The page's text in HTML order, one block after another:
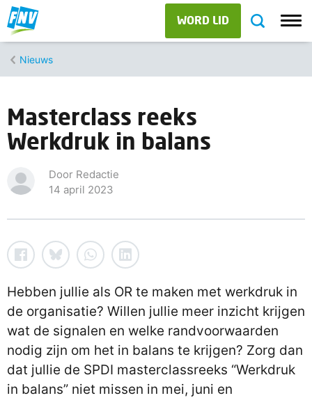
WORD LID
Nieuws
Masterclass reeks
Werkdruk in balans
Door Redactie
14 april 2023
Hebben jullie als OR te maken met werkdruk in
de organisatie? Willen jullie meer inzicht krijgen
wat de signalen en welke randvoorwaarden
nodig zijn om het in balans te krijgen? Zorg dan
dat jullie de SPDI masterclassreeks “Werkdruk
in balans” niet missen in mei, juni en